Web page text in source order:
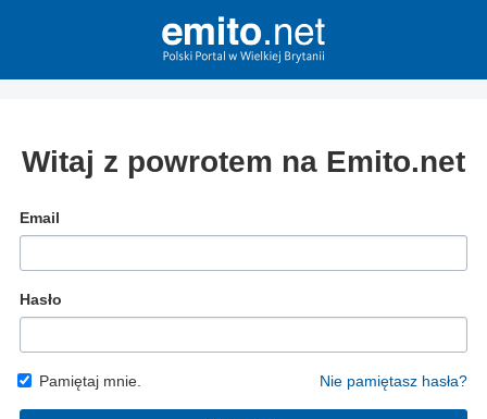
Witaj z powrotem na Emito.net
Email
Hasło
Pamiętaj mnie. Nie pamiętasz hasła?